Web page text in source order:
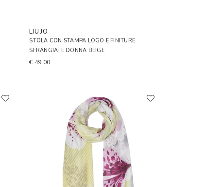
LIU JO
STOLA CON STAMPA LOGO E FINITURE
SFRANGIATE DONNA BEIGE
€ 49,00